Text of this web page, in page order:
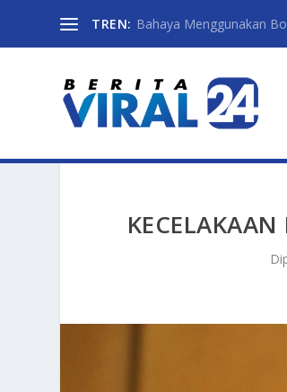
TREN: Bahaya Menggunakan